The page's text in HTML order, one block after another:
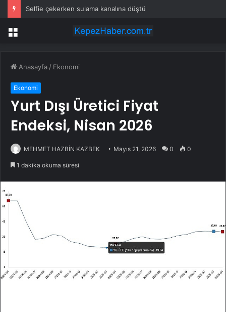
Selfie çekerken sulama kanalına düştü
Menü
Anasayfa / Ekonomi
Ekonomi
Yurt Dışı Üretici Fiyat
Endeksi, Nisan 2026
MEHMET HAZBİN KAZBEK Mayıs 21, 2026 0 0
1 dakika okuma süresi